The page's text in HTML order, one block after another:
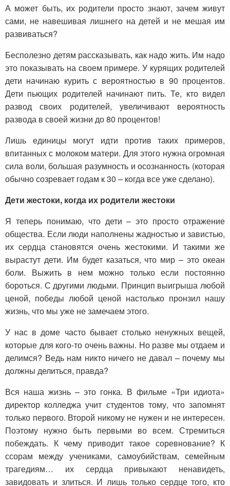
А может быть, их родители просто знают, зачем живут
сами, не навешивая лишнего на детей и не мешая им
развиваться?
Бесполезно детям рассказывать, как надо жить. Им надо
это показывать на своем примере. У курящих родителей
дети начинаю курить с вероятностью в 90 процентов.
Дети пьющих родителей начинают пить. Те, кто видел
развод своих родителей, увеличивают вероятность
развода в своей жизни до 80 процентов!
Лишь единицы могут идти против таких примеров,
впитанных с молоком матери. Для этого нужна огромная
сила воли, большая разумность и осознанность (которая
обычно созревает годам к 30 – когда все уже сделано).
Дети жестоки, когда их родители жестоки
Я теперь понимаю, что дети – это просто отражение
общества. Если люди наполнены жадностью и завистью,
их сердца становятся очень жестокими. И такими же
вырастут дети. Им будет казаться, что мир – это океан
боли. Выжить в нем можно только если постоянно
бороться. С другими людьми. Принцип выигрыша любой
ценой, победы любой ценой настолько пронзил нашу
жизнь, что мы уже не замечаем этого.
У нас в доме часто бывает столько ненужных вещей,
которые для кого-то очень важны. Но разве мы отдаем и
делимся? Ведь нам никто ничего не давал – почему мы
должны делиться, правда?
Вся наша жизнь – это гонка. В фильме «Три идиота»
директор колледжа учит студентов тому, что запомнят
только первого. Второй никому не нужен и не интересен.
Поэтому нужно быть первыми во всем. Стремиться
побеждать. К чему приводит такое соревнование? К
ссорам между учениками, самоубийствам, семейным
трагедиям… их сердца привыкают ненавидеть,
завидовать и злиться. И лишь только сердце того, кто